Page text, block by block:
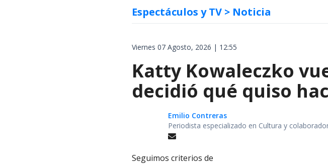
Espectáculos y TV > Noticia
Viernes 07 Agosto, 2026 | 12:55
Katty Kowaleczko
decidió qué quiso
Emilio Contreras
Periodista especializado en Cultura y
Seguimos criterios de